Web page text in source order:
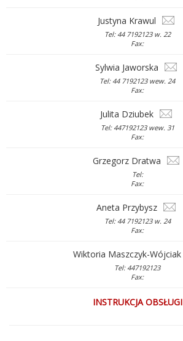
Justyna Krawul
Tel: 44 7192123 w. 22
Fax:
Sylwia Jaworska
Tel: 44 7192123 wew. 24
Fax:
Julita Dziubek
Tel: 447192123 wew. 31
Fax:
Grzegorz Dratwa
Tel:
Fax:
Aneta Przybysz
Tel: 44 7192123 w. 24
Fax:
Wiktoria Maszczyk-Wójciak
Tel: 447192123
Fax:
INSTRUKCJA OBSŁUGI